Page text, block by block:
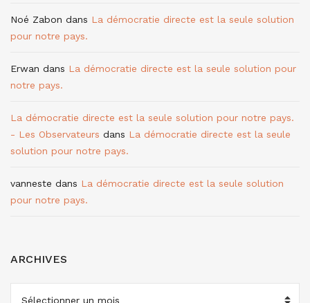
Noé Zabon dans La démocratie directe est la seule solution
pour notre pays.
Erwan dans La démocratie directe est la seule solution pour
notre pays.
La démocratie directe est la seule solution pour notre pays.
- Les Observateurs dans La démocratie directe est la seule
solution pour notre pays.
vanneste dans La démocratie directe est la seule solution
pour notre pays.
ARCHIVES
ARCHIVES